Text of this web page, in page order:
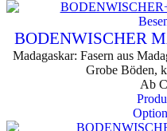
BODENWISCHER
Madagaskar: Fasern aus
Grobe Böden,
Ab